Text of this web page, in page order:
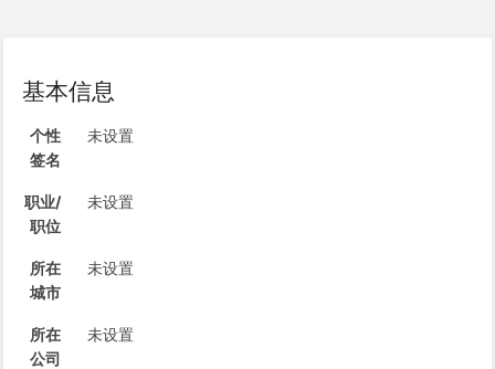
基本信息
个性
签名
未设置
职业/
职位
未设置
所在
城市
未设置
所在
公司
未设置